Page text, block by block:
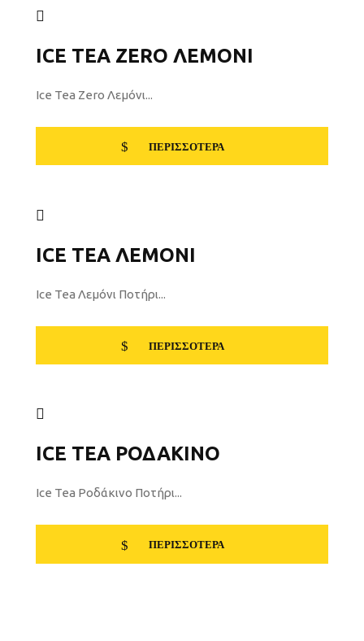
ICE TEA ZERO ΛΕΜΌΝΙ
Ice Tea Zero Λεμόνι...
ΠΕΡΙΣΣΌΤΕΡΑ
ICE TEA ΛΕΜΌΝΙ
Ice Tea Λεμόνι Ποτήρι...
ΠΕΡΙΣΣΌΤΕΡΑ
ICE TEA ΡΟΔΆΚΙΝΟ
Ice Tea Ροδάκινο Ποτήρι...
ΠΕΡΙΣΣΌΤΕΡΑ